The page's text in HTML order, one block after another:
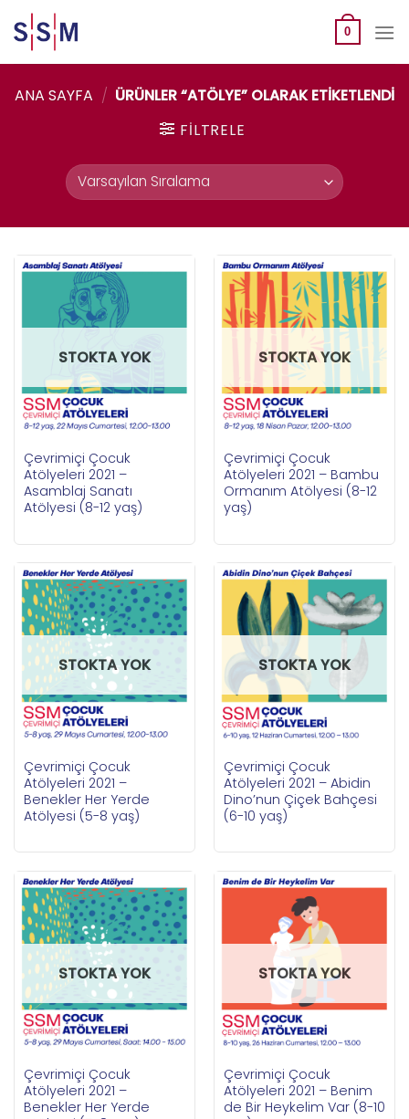
to
content
0
ANA SAYFA / ÜRÜNLER “ATÖLYE” OLARAK ETIKETLENDI
FILTRELE
STOKTA YOK
Çevrimiçi Çocuk
Atölyeleri 2021 –
Asamblaj Sanatı
Atölyesi (8-12 yaş)
STOKTA YOK
Çevrimiçi Çocuk
Atölyeleri 2021 – Bambu
Ormanım Atölyesi (8-12
yaş)
STOKTA YOK
Çevrimiçi Çocuk
Atölyeleri 2021 –
Benekler Her Yerde
Atölyesi (5-8 yaş)
STOKTA YOK
Çevrimiçi Çocuk
Atölyeleri 2021 – Abidin
Dino’nun Çiçek Bahçesi
(6-10 yaş)
STOKTA YOK
Çevrimiçi Çocuk
Atölyeleri 2021 –
Benekler Her Yerde
STOKTA YOK
Çevrimiçi Çocuk
Atölyeleri 2021 – Benim
de Bir Heykelim Var (8-10